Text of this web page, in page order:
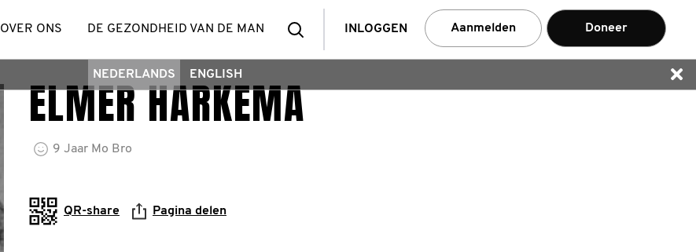
zoek
een
INLOGGEN Aanmelden Doneer
OVER ONS DE GEZONDHEID VAN DE MAN
NEDERLANDS ENGLISH
ELMER HARKEMA
9 Jaar Mo Bro
QR-share Pagina delen